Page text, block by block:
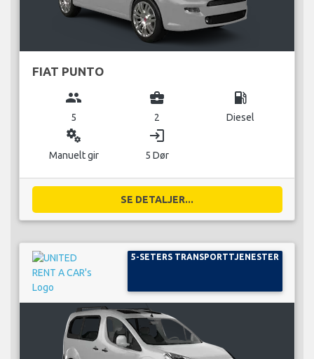
FIAT PUNTO
group
5
business_center
2
local_gas_station
Diesel
miscellaneous_services
Manuelt gir
login
5 Dør
SE DETALJER...
5-SETERS TRANSPORTTJENESTER